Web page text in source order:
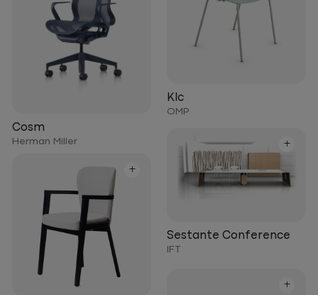
Klc
OMP
Cosm
Herman Miller +
Sestante Conference
IFT
+
+